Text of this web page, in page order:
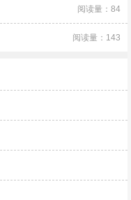
阅读量：84
阅读量：143